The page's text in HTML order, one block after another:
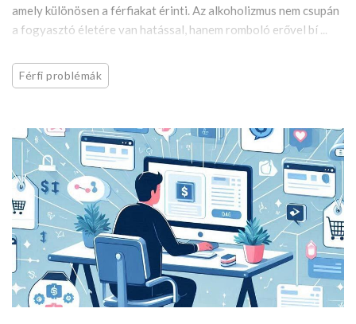
amely különösen a férfiakat érinti. Az alkoholizmus nem csupán
a fogyasztó életére van hatással, hanem romboló erővel bí ...
Férfi problémák